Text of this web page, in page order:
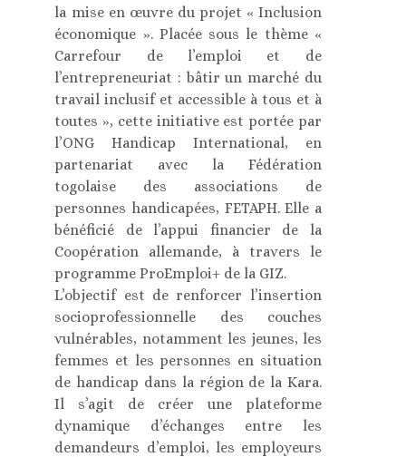
la mise en œuvre du projet « Inclusion
économique ». Placée sous le thème «
Carrefour de l’emploi et de
l’entrepreneuriat : bâtir un marché du
travail inclusif et accessible à tous et à
toutes », cette initiative est portée par
l’ONG Handicap International, en
partenariat avec la Fédération
togolaise des associations de
personnes handicapées, FETAPH. Elle a
bénéficié de l’appui financier de la
Coopération allemande, à travers le
programme ProEmploi+ de la GIZ.
L’objectif est de renforcer l’insertion
socioprofessionnelle des couches
vulnérables, notamment les jeunes, les
femmes et les personnes en situation
de handicap dans la région de la Kara.
Il s’agit de créer une plateforme
dynamique d’échanges entre les
demandeurs d’emploi, les employeurs